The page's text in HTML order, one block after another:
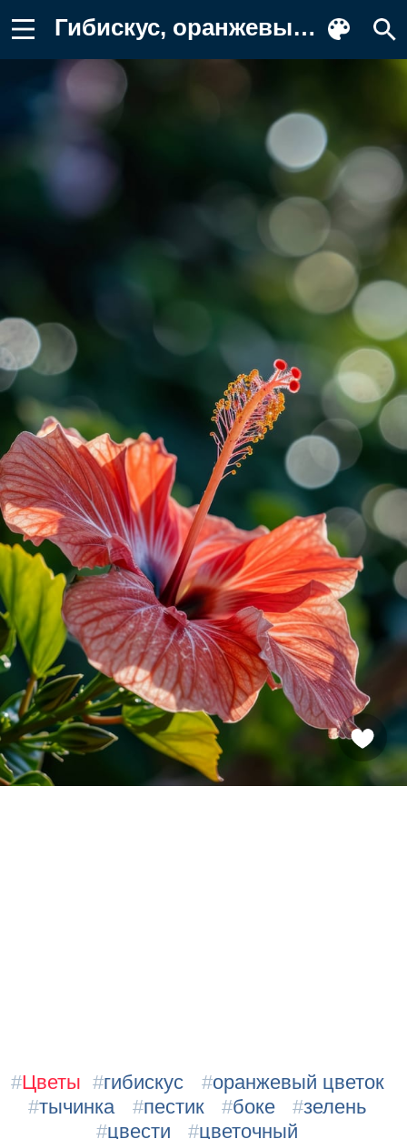
Гибискус, оранжевый цветок, тычинка Фотография
#Цветы #гибискус #оранжевый цветок
#тычинка #пестик #боке #зелень
#цвести #цветочный